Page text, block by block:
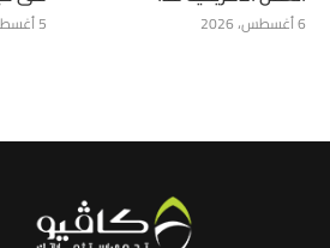
6 أغسطس، 2026 5 أغسطس، 2026